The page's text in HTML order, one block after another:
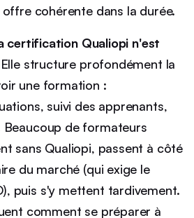
cohérente dans la durée.
certification Qualiopi n'est
structure profondément la
une formation :
suivi des apprenants,
Beaucoup de formateurs
sans Qualiopi, passent à côté
du marché (qui exige le
puis s'y mettent tardivement.
comment se préparer à